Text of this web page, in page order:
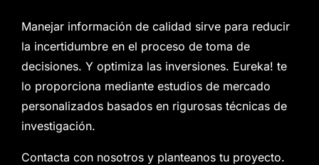
Manejar información de calidad sirve para reducir
la incertidumbre en el proceso de toma de
decisiones. Y optimiza las inversiones. Eureka! te
lo proporciona mediante estudios de mercado
personalizados basados en rigurosas técnicas de
investigación.
Contacta con nosotros y planteanos tu proyecto.